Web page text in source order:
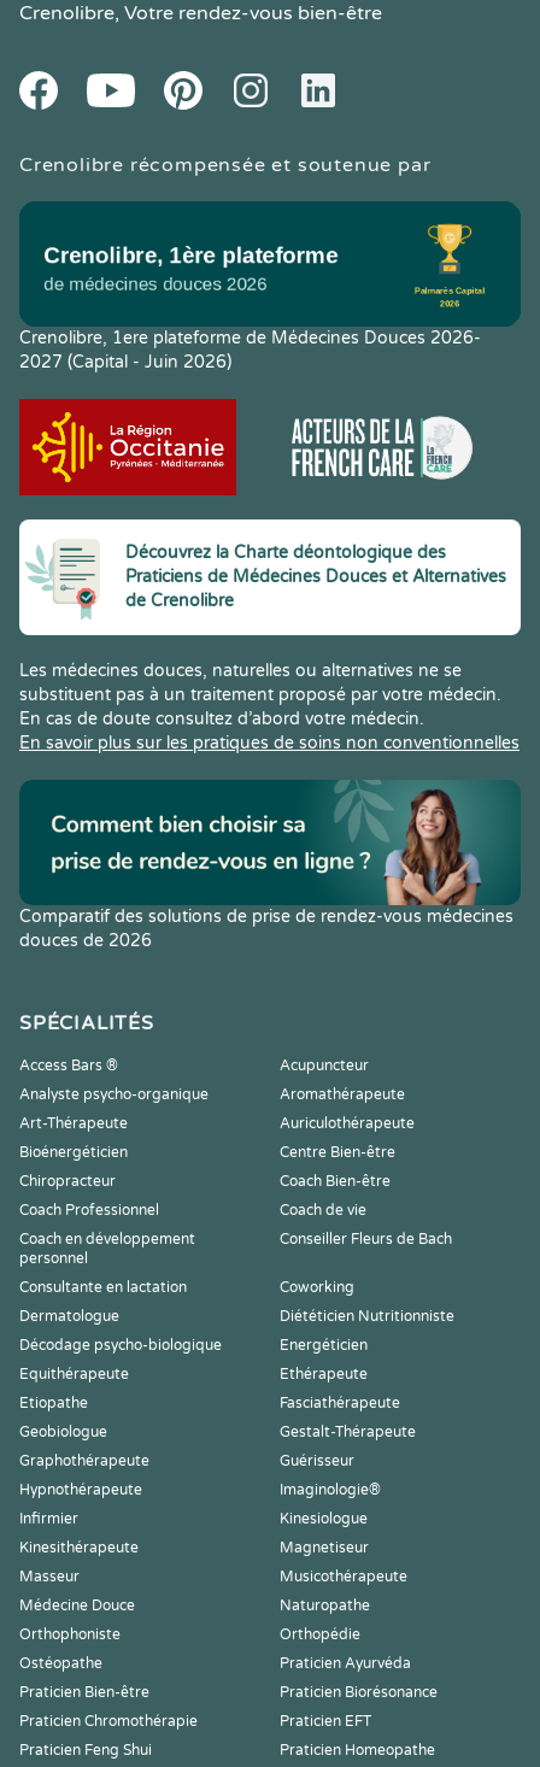
Crenolibre, Votre rendez-vous bien-être
FacebookYoutube PinteresetInstagramLinkedIn
Crenolibre récompensée et soutenue par
Crenolibre, 1ere plateforme de Médecines Douces 2026-
2027 (Capital - Juin 2026)
Découvrez la Charte déontologique des
Praticiens de Médecines Douces et Alternatives
de Crenolibre
Les médecines douces, naturelles ou alternatives ne se
substituent pas à un traitement proposé par votre médecin.
En cas de doute consultez d’abord votre médecin.
En savoir plus sur les pratiques de soins non conventionnelles
Comparatif des solutions de prise de rendez-vous médecines
douces de 2026
SPÉCIALITÉS
Access Bars ®
Acupuncteur
Analyste psycho-organique
Aromathérapeute
Art-Thérapeute
Auriculothérapeute
Bioénergéticien
Centre Bien-être
Chiropracteur
Coach Bien-être
Coach Professionnel
Coach de vie
Coach en développement
personnel
Conseiller Fleurs de Bach
Consultante en lactation
Coworking
Dermatologue
Diététicien Nutritionniste
Décodage psycho-biologique
Energéticien
Equithérapeute
Ethérapeute
Etiopathe
Fasciathérapeute
Geobiologue
Gestalt-Thérapeute
Graphothérapeute
Guérisseur
Hypnothérapeute
Imaginologie®
Infirmier
Kinesiologue
Kinesithérapeute
Magnetiseur
Masseur
Musicothérapeute
Médecine Douce
Naturopathe
Orthophoniste
Orthopédie
Ostéopathe
Praticien Ayurvéda
Praticien Bien-être
Praticien Biorésonance
Praticien Chromothérapie
Praticien EFT
Praticien Feng Shui
Praticien Homeopathe